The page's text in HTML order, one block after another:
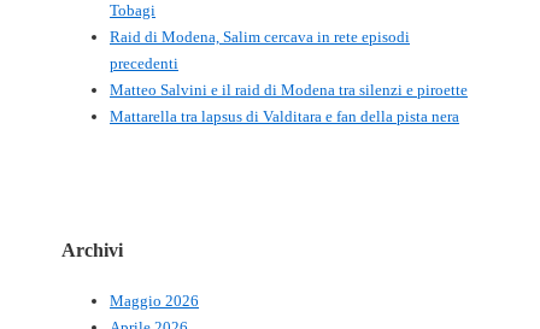
Tobagi
Raid di Modena, Salim cercava in rete episodi
precedenti
Matteo Salvini e il raid di Modena tra silenzi e piroette
Mattarella tra lapsus di Valditara e fan della pista nera
Archivi
Maggio 2026